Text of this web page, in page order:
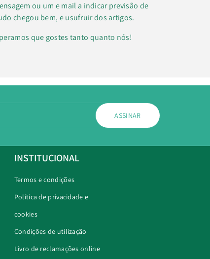
ou um e mail a indicar previsão de
chegou bem, e usufruir dos artigos.
que gostes tanto quanto nós!
ASSINAR
INSTITUCIONAL
Termos e condições
Política de privacidade e
cookies
Condições de utilização
Livro de reclamações online